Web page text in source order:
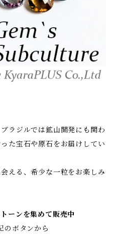
ラジルでは鉱山開発にも関わ
た宝石や原石をお届けしてい
える、希少な一粒をお楽しみ
ーンを集めて販売中
のボタンから